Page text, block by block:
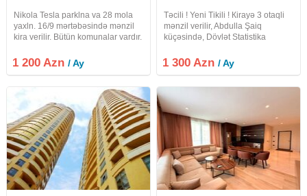
Nikola Tesla parklna va 28 mola
yaxln. 16/9 mərtəbəsində mənzil
kira verilir. Bütün komunalar vardır.
fayizdir
1 200 Azn/ Ay
Təcili ! Yeni Tikili ! Кirayə 3 otaqli
mənzil verilir, Abdulla Şaiq
küçəsində, Dövlət Statistika
Nizami " metrosu yaxınlığında.
Mərtəbə: 23/14. Ümumi sahəsi:
1 300 Azn/ Ay